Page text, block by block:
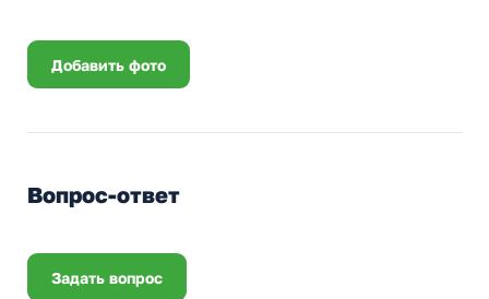
Добавить фото
Вопрос-ответ
Задать вопрос